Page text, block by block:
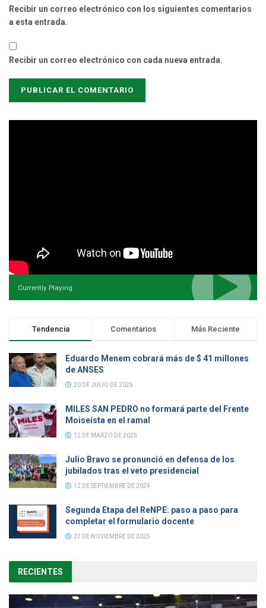
Recibir un correo electrónico con los siguientes comentarios
a esta entrada.
Recibir un correo electrónico con cada nueva entrada.
Currently Playing
Tendencia Comentarios Más Reciente
Eduardo Menem cobrará más de $ 41 millones
de ANSES
20 DE JULIO DE 2025
MILES SAN PEDRO no formará parte del Frente
Moiseísta en el ramal
12 DE MARZO DE 2025
Julio Bravo se pronunció en defensa de los
jubilados tras el veto presidencial
12 DE SEPTIEMBRE DE 2024
Segunda Etapa del ReNPE: paso a paso para
completar el formulario docente
22 DE NOVIEMBRE DE 2025
RECIENTES